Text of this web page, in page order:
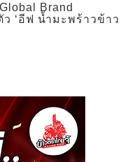
Brand
‘อีฟ น้ำมะพร้าวข้าว